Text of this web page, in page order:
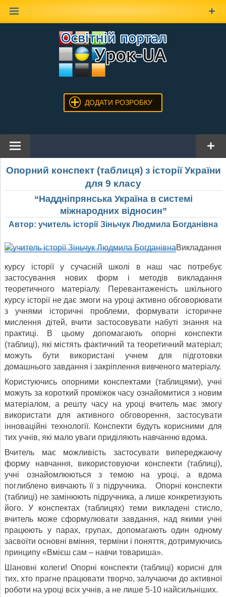
ДОДАТИ РОЗРОБКУ
Опорний конспект (таблиця) з історії України
для 9 класу
“Наддніпрянська Україна в системі
міжнародних відносин”
Автор: учитель історії Зіньчук Людмила Богданівна
Викладання
курсу історії у сучасній школі в наш час потребує
застосування нових форм і методів викладання
теоретичного матеріалу. Перевантаженість шкільного
курсу історії не дає змоги на уроці активно обговорювати
з учнями історичні проблеми, формувати історичне
мислення дітей, вчити застосовувати набуті знання на
практиці. В цьому допомагають опорні конспекти
(таблиці), які містять фактичний та теоретичний матеріал;
можуть бути використані учнем для підготовки
домашнього завдання і закріплення вивченого матеріалу.
Користуючись опорними конспектами (таблицями), учні
можуть за короткий проміжок часу ознайомитися з новим
матеріалом, а решту часу на уроці вчитель має змогу
використати для активного обговорення, застосувати
інноваційні технології. Конспекти будуть корисними для
тих учнів, які мало уваги приділяють навчанню вдома.
Вчитель має можливість застосувати випереджаючу
форму навчання, використовуючи конспекти (таблиці),
учні ознайомлюються з темою на уроці, а вдома
поглиблено вивчають її з підручника. Опорні конспекти
(таблиці) не замінюють підручника, а лише конкретизують
його. У конспектах (таблицях) теми викладені стисло,
вчитель може сформулювати завдання, над якими учні
працюють у парах, групах, допомагають один одному
засвоїти основні вміння, терміни і поняття, дотримуючись
принципу «Вмієш сам – навчи товариша».
Шановні колеги! Опорні конспекти (таблиці) корисні для
тих, хто прагне працювати творчо, залучаючи до активної
роботи на уроці всіх учнів, а не лише 5-10 найсильніших.